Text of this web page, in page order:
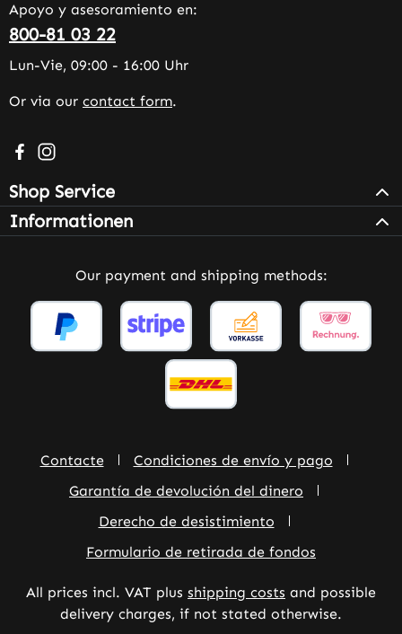
Apoyo y asesoramiento en:
800-81 03 22
Lun-Vie, 09:00 - 16:00 Uhr
Or via our contact form.
Visit us on Facebook – opens in a new browser tab
Check us out on Instagram – opens in a new
Shop Service
Informationen
Our payment and shipping methods:
Contacte
Condiciones de envío y pago
Garantía de devolución del dinero
Derecho de desistimiento
Formulario de retirada de fondos
All prices incl. VAT plus shipping costs and possible
delivery charges, if not stated otherwise.